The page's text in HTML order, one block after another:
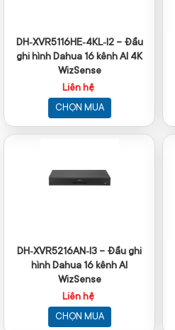
DH‑XVR5116HE‑4KL‑I2 – Đầu
ghi hình Dahua 16 kênh AI 4K
WizSense
Liên hệ
CHỌN MUA
DH‑XVR5216AN‑I3 – Đầu ghi
hình Dahua 16 kênh AI
WizSense
Liên hệ
CHỌN MUA